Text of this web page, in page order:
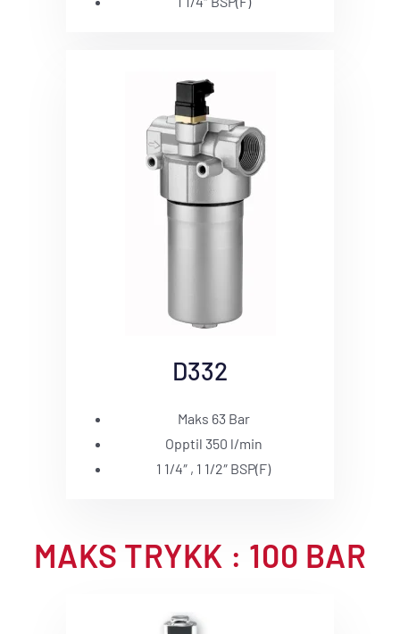
D332
Maks 63 Bar
Opptil 350 l/min
1 1/4″ , 1 1/2″ BSP(F)
MAKS TRYKK : 100 BAR